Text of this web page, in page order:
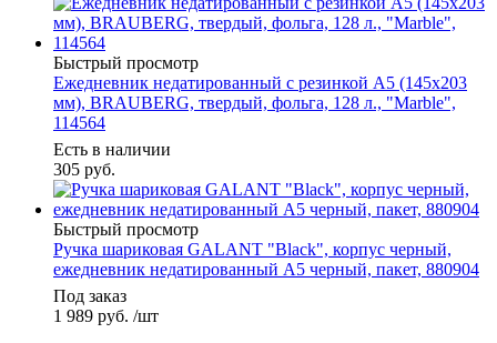
Быстрый просмотр
Ежедневник недатированный с резинкой А5 (145х203
мм), BRAUBERG, твердый, фольга, 128 л., "Marble",
114564
Есть в наличии
305 руб.
Быстрый просмотр
Ручка шариковая GALANT "Black", корпус черный,
ежедневник недатированный А5 черный, пакет, 880904
Под заказ
1 989 руб. /шт